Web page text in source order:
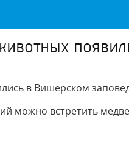
в Вишерском
можно встретить